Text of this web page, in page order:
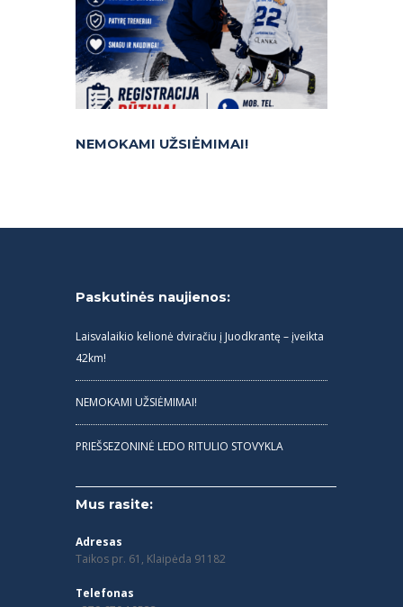
NEMOKAMI UŽSIĖMIMAI!
Paskutinės naujienos:
Laisvalaikio kelionė dviračiu į Juodkrantę – įveikta
42km!
NEMOKAMI UŽSIĖMIMAI!
PRIEŠSEZONINĖ LEDO RITULIO STOVYKLA
Mus rasite:
Adresas
Taikos pr. 61, Klaipėda 91182
Telefonas